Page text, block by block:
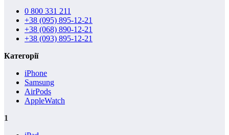
0 800 331 211
+38 (095) 895-12-21
+38 (068) 890-12-21
+38 (093) 895-12-21
Категорії
iPhone
Samsung
AirPods
AppleWatch
1